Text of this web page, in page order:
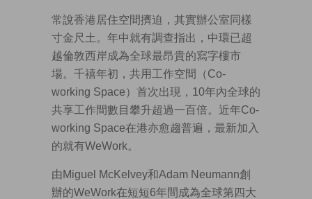
常說香港居住空間擠迫，其實辦公室同樣
寸金尺土。年中就有調查指出，中環已超
越倫敦西岸成為全球最昂貴的寫字樓市
場。千禧年初，共用工作空間（Co-
working Space）首次出現，10年內全球的
共享工作間數目攀升超過一百倍。近年Co-
working Space在港亦愈趨普遍，最新加入
的就有WeWork。
由Miguel McKelvey和Adam Neumann創
辦的WeWork在短短6年間成為全球第四大